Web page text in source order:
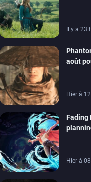
Il y a 23
août
Hier à
Fading
Hier à